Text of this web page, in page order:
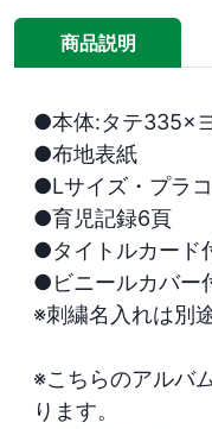
商品説明
●本体:タテ335×
●布地表紙
●Lサイズ・プラ
●育児記録6頁
●タイトルカード
●ビニールカバー
※刺繍名入れは別
※こちらのアルバ
ります。